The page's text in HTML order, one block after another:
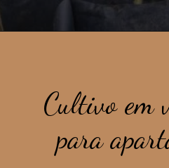
Cultivo em
para